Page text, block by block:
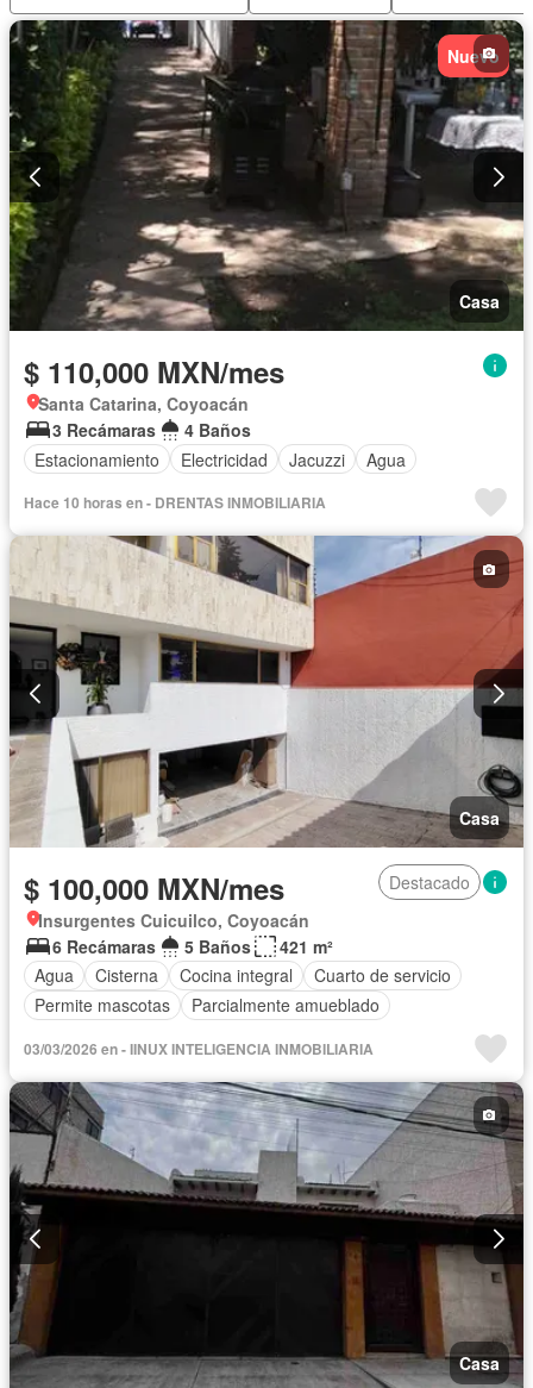
Nuevo
Casa
$ 110,000 MXN/mes
Santa Catarina, Coyoacán
3 Recámaras
4 Baños
Estacionamiento
Electricidad Jacuzzi Agua
Hace 10 horas en - DRENTAS INMOBILIARIA
Casa
$ 100,000 MXN/mes
Destacado
Insurgentes Cuicuilco, Coyoacán
6 Recámaras
5 Baños
421 m²
Agua
Cisterna Cocina integral
Cuarto de servicio
Permite mascotas
Parcialmente amueblado
03/03/2026 en - IINUX INTELIGENCIA INMOBILIARIA
Casa